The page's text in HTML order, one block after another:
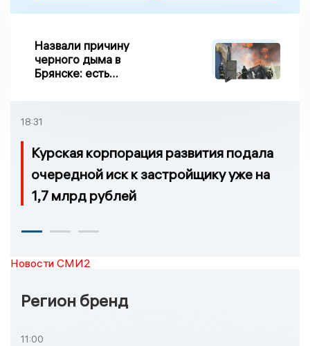
Назвали причину
черного дыма в
Брянске: есть
18:31
Курская корпорация развития подала
очередной иск к застройщику уже на
1,7 млрд рублей
Новости СМИ2
Регион бренд
11:00